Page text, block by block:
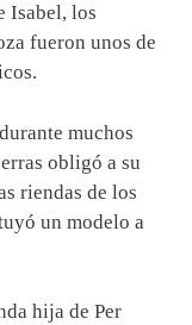
Isabel, los
fueron unos de
muchos
obligó a su
riendas de los
un modelo a
hija de Per